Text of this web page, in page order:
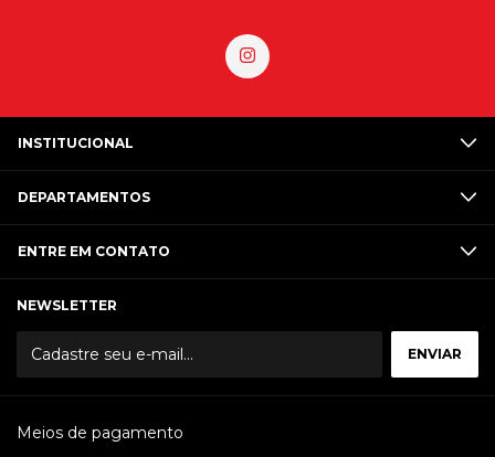
INSTITUCIONAL
DEPARTAMENTOS
ENTRE EM CONTATO
NEWSLETTER
Meios de pagamento